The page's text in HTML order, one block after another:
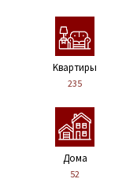
Kвартиры
235
Дома
52